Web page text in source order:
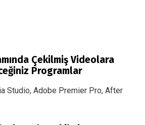
Çekilmiş Videolara
Programlar
Studio, Adobe Premier Pro, After